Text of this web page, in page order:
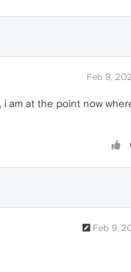
Feb 9,
am at the point now
Feb 9,